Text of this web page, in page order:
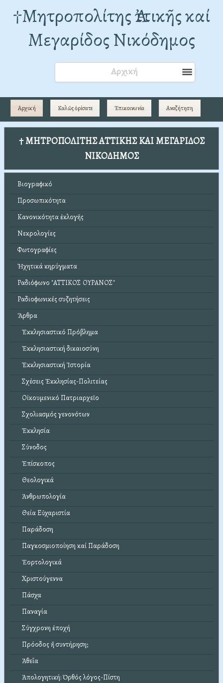
†Mητροπολίτης Ἀττικῆς καί
Μεγαρίδος Νικόδημος
Αρχική
Αρχική Καλῶς ὁρίσατε Ἐπικοινωνία Αναζήτηση
† ΜΗΤΡΟΠΟΛΙΤΗΣ ΑΤΤΙΚΗΣ ΚΑΙ ΜΕΓΑΡΙΔΟΣ
ΝΙΚΟΔΗΜΟΣ
Βιογραφικό
Προσωπικότητα
Κανονικότητα ἐκλογῆς
Νεκρολογίες
Φωτογραφίες
Ἠχητικά κηρύγματα
Ραδιόφωνο "ΑΤΤΙΚΟΣ ΟΥΡΑΝΟΣ"
Ραδιοφωνικές συζητήσεις
Ἄρθρα
Ἐκκλησιαστικό Πρόβλημα
Ἐκκλησιαστική δικαιοσύνη
Ἐκκλησιαστική Ἱστορία
Σχέσεις Ἐκκλησίας-Πολιτείας
Οἰκουμενικό Πατριαρχεῖο
Σχολιασμός γενονότων
Ἐκκλησία
Σύνοδος
Ἐπίσκοπος
Θεολογικά
Ἀνθρωπολογία
Θεία Εὐχαριστία
Παράδοση
Παγκοσμιοποίηση καί Παράδοση
Ἑορτολογικά
Χριστούγεννα
Πάσχα
Παναγία
Σύγχρονη ἐποχή
Πρόοδος ἤ συντήρηση;
Ἀθεΐα
Ἀπολογητική: Ὀρθός λόγος-Πίστη